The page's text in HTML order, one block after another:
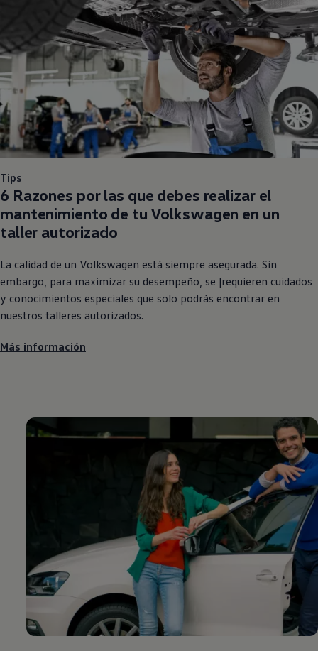
Tips
6 Razones por las que debes realizar el
mantenimiento de tu Volkswagen en un
taller autorizado
La calidad de un Volkswagen está siempre asegurada. Sin
embargo, para maximizar su desempeño, se |requieren cuidados
y conocimientos especiales que solo podrás encontrar en
nuestros talleres autorizados.
Más información